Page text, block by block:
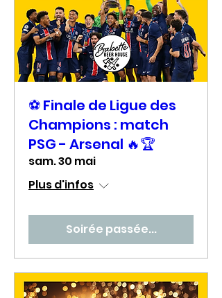
⚽ Finale de Ligue des
Champions : match
PSG - Arsenal 🔥🏆
sam. 30 mai
Plus d'infos
Soirée passée...